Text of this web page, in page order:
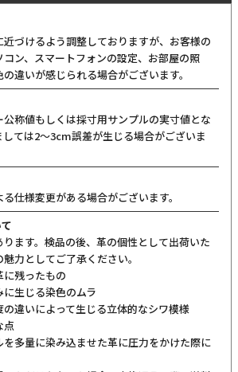
づけるよう調整しておりますが、お客様の
ン、スマートフォンの設定、お部屋の照
違いが感じられる場合がございます。
称値もしくは採寸用サンプルの実寸値とな
しては2〜3cm誤差が生じる場合がございま
仕様変更がある場合がございます。
ます。検品の後、革の個性として出荷いた
力としてご了承ください。
に残ったもの
に生じる染色のムラ
の違いによって生じる立体的なシワ模様
点
を多量に染み込ませた革に圧力をかけた際に